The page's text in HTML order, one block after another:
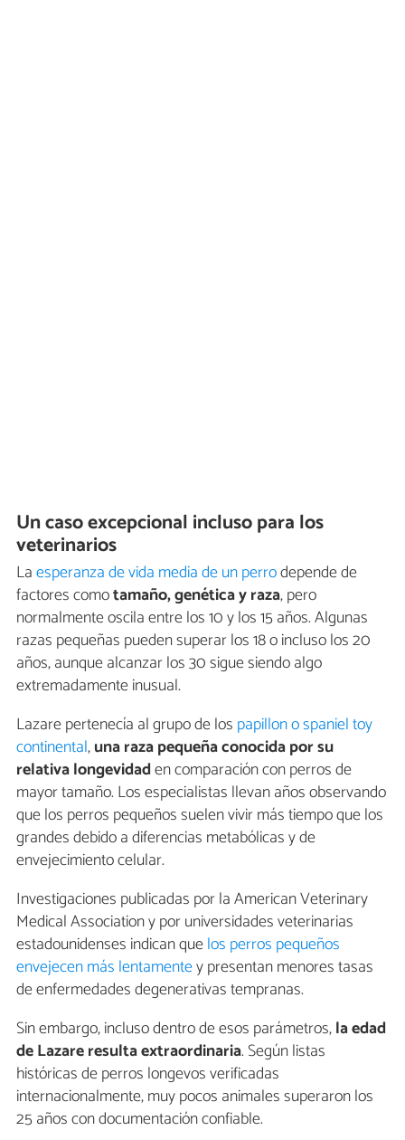
Un caso excepcional incluso para los
veterinarios
Laesperanza de vida media de un perrodepende de
factores comotamaño, genética y raza, pero
normalmente oscila entre los 10 y los 15 años. Algunas
razas pequeñas pueden superar los 18 o incluso los 20
años, aunque alcanzar los 30 sigue siendo algo
extremadamente inusual.
Lazare pertenecía al grupo de los papillon o spaniel toy
continental,una raza pequeña conocida por su
relativa longevidaden comparación con perros de
mayor tamaño. Los especialistas llevan años observando
que los perros pequeños suelen vivir más tiempo que los
grandes debido a diferencias metabólicas y de
envejecimiento celular.
Investigaciones publicadas por la American Veterinary
Medical Association y por universidades veterinarias
estadounidenses indican quelos perros pequeños
envejecen más lentamentey presentan menores tasas
de enfermedades degenerativas tempranas.
Sin embargo, incluso dentro de esos parámetros,la edad
de Lazare resulta extraordinaria. Según listas
históricas de perros longevos verificadas
internacionalmente, muy pocos animales superaron los
25 años con documentación confiable.